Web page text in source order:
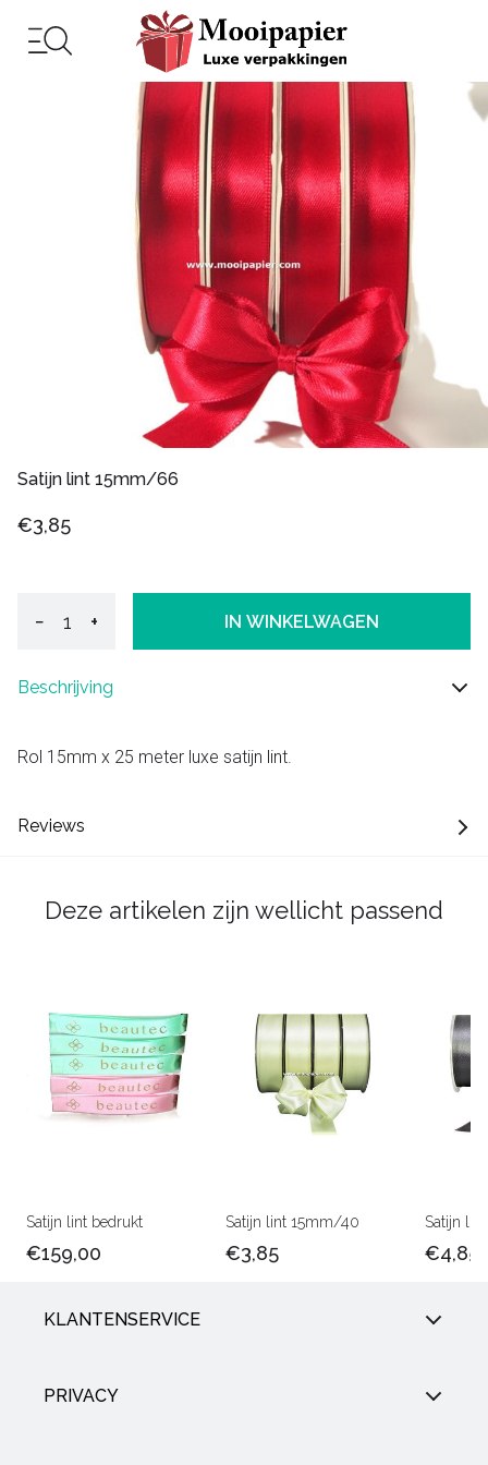
Satijn lint 15mm/66
€3,85
− + IN WINKELWAGEN
Beschrijving
Rol 15mm x 25 meter luxe satijn lint.
Reviews
Deze artikelen zijn wellicht passend
Satijn lint bedrukt
€159,00
Satijn lint 15mm/40
€3,85
Satijn
€4,85
KLANTENSERVICE
PRIVACY